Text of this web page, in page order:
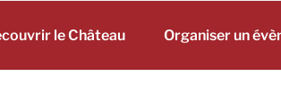
le Château Organiser un